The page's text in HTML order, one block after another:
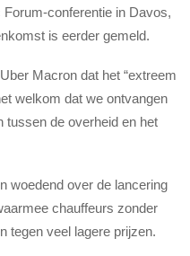
conferentie in Davos,
is eerder gemeld.
Macron dat het “extreem
welkom dat we ontvangen
tussen de overheid en het
woedend over de lancering
chauffeurs zonder
tegen veel lagere prijzen.